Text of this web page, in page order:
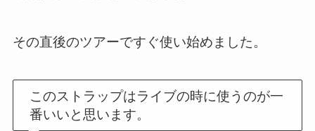
その直後のツアーですぐ使い始めました。
このストラップはライブの時に使うのが一
番いいと思います。